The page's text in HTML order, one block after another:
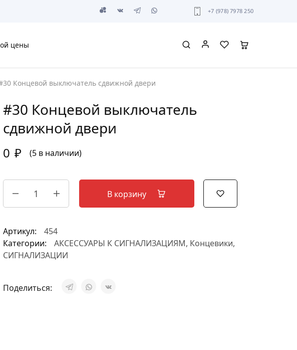
+7 (978) 7978 250
цены
Концевой выключатель сдвижной двери
#30 Концевой выключатель
сдвижной двери
0 ₽ (5 в наличии)
В корзину
Артикул:
454
Категории:
АКСЕССУАРЫ К СИГНАЛИЗАЦИЯМ, Концевики,
СИГНАЛИЗАЦИИ
Поделиться: